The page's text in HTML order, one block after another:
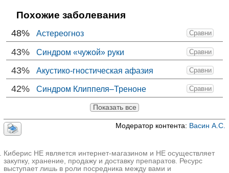
Похожие заболевания
48% Сравни
Астереогноз
43% Сравни
Синдром «чужой» руки
43% Сравни
Акустико-гностическая афазия
42% Сравни
Синдром Клиппеля–Треноне
Показать все
Модератор контента: Васин А.С.
Киберис НЕ является интернет-магазином и НЕ осуществляет
закупку, хранение, продажу и доставку препаратов. Ресурс
выступает лишь в роли посредника между вами и